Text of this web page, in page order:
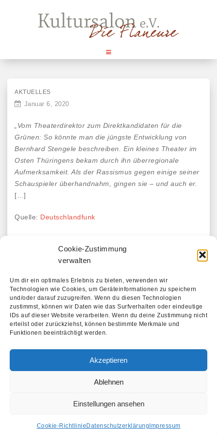
Cookie-Zustimmung
verwalten
Um dir ein optimales Erlebnis zu bieten, verwenden wir
Technologien wie Cookies, um Geräteinformationen zu speichern
und/oder darauf zuzugreifen. Wenn du diesen Technologien
zustimmst, können wir Daten wie das Surfverhalten oder eindeutige
IDs auf dieser Website verarbeiten. Wenn du deine Zustimmung nicht
erteilst oder zurückziehst, können bestimmte Merkmale und
Funktionen beeinträchtigt werden.
Akzeptieren
Ablehnen
Einstellungen ansehen
Cookie-Richtlinie Datenschutzerklärung Impressum
AKTUELLES
Januar 6, 2020
„Vom Theaterdirektor zum Direktkandidaten für die
Grünen: So könnte man die jüngste Entwicklung von
Bernhard Stengele beschreiben. Ein kleines Theater im
Osten Thüringens bekam durch ihn überregionale
Aufmerksamkeit. Als der Rassismus gegen einige seiner
Schauspieler überhandnahm, gingen sie – und auch er.
[…]
Quelle: Deutschlandfunk
Link zum Audio-Beitrag
Beitragsnavigation
„Filmreif“ im BKA in
Kreuzberg
Debut-CD vom Linos
Piano Trio
Date
Cooki
Richtli
WordPress Blog Themesby SALT TECHNO